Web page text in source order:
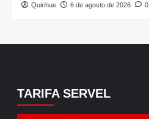
Quirihue 6 de agosto de 2026 0
TARIFA SERVEL